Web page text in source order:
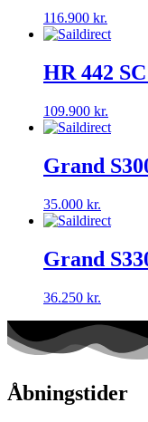
116.900 kr.
HR 442
109.900 kr.
Grand
35.000 kr.
Grand
36.250 kr.
Åbningstider